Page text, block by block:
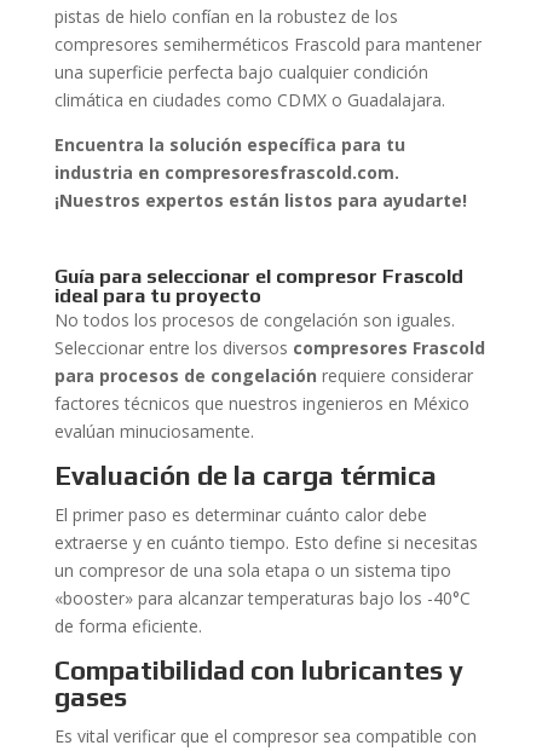
pistas de hielo confían en la robustez de los
compresores semiherméticos Frascold para mantener
una superficie perfecta bajo cualquier condición
climática en ciudades como CDMX o Guadalajara.
Encuentra la solución específica para tu
industria en compresoresfrascold.com.
¡Nuestros expertos están listos para ayudarte!
Guía para seleccionar el compresor Frascold
ideal para tu proyecto
No todos los procesos de congelación son iguales.
Seleccionar entre los diversos compresores Frascold
para procesos de congelación requiere considerar
factores técnicos que nuestros ingenieros en México
evalúan minuciosamente.
Evaluación de la carga térmica
El primer paso es determinar cuánto calor debe
extraerse y en cuánto tiempo. Esto define si necesitas
un compresor de una sola etapa o un sistema tipo
«booster» para alcanzar temperaturas bajo los -40°C
de forma eficiente.
Compatibilidad con lubricantes y
gases
Es vital verificar que el compresor sea compatible con